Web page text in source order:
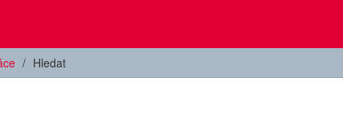
Hledat